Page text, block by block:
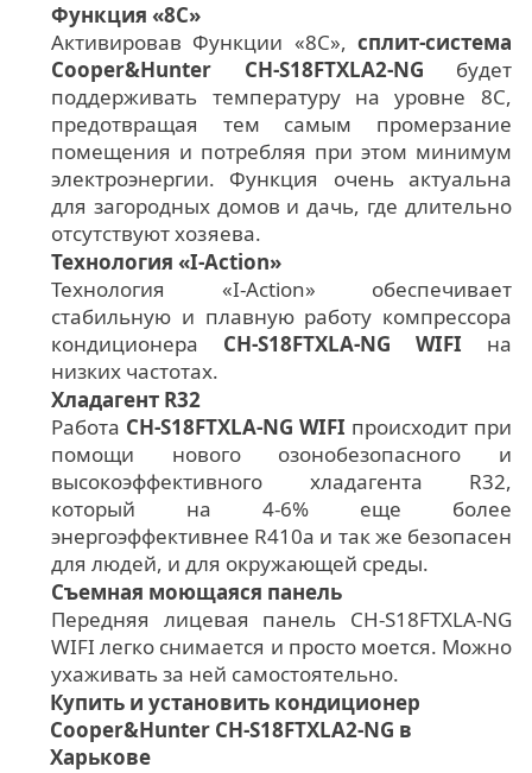
Функция «8С»
Активировав Функции «8С», сплит-система
Cooper&Hunter CH-S18FTXLA2-NG будет
поддерживать температуру на уровне 8С,
предотвращая тем самым промерзание
помещения и потребляя при этом минимум
электроэнергии. Функция очень актуальна
для загородных домов и дачь, где длительно
отсутствуют хозяева.
Технология «I-Action»
Технология «I-Action» обеспечивает
стабильную и плавную работу компрессора
кондиционера CH-S18FTXLA-NG WIFI на
низких частотах.
Хладагент R32
Работа CH-S18FTXLA-NG WIFI происходит при
помощи нового озонобезопасного и
высокоэффективного хладагента R32,
который на 4-6% еще более
энергоэффективнее R410a и так же безопасен
для людей, и для окружающей среды.
Съемная моющаяся панель
Передняя лицевая панель CH-S18FTXLA-NG
WIFI легко снимается и просто моется. Можно
ухаживать за ней самостоятельно.
Купить и установить кондиционер
Cooper&Hunter CH-S18FTXLA2-NG в
Харькове